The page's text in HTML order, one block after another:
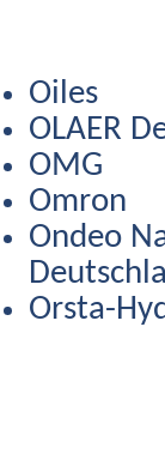
Oiles
OLAER
OMG
Omron
Ondeo
Orsta-